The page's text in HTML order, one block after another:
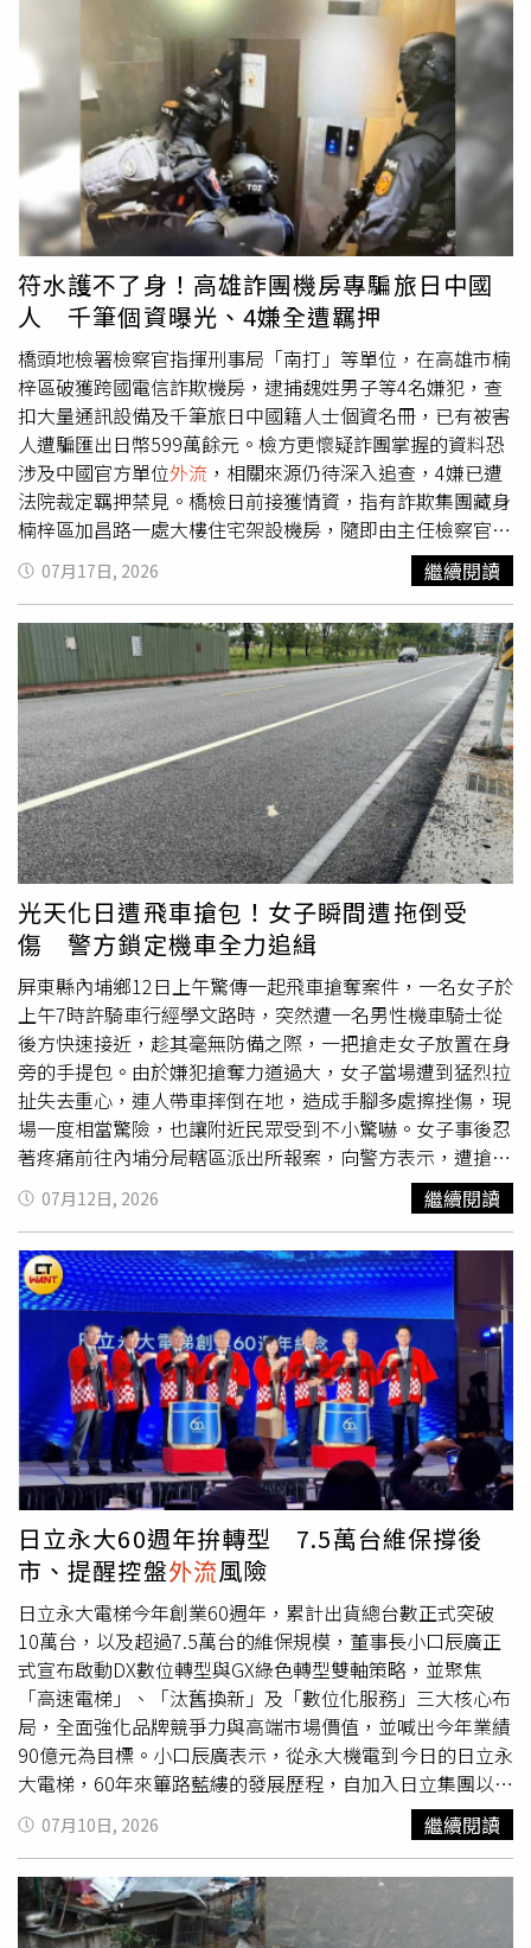
雨範圍會更廣，巴士海峽一帶的海況也會變差。 氣象專家
林得恩則在臉書粉專「林老師氣象站」發文表示，目前位於
菲島東南部外海的熱帶擾動92W，正處在有利於繼續發展的
環境中，包含有垂直風切低（約5至10節）、高空輻散外流
良好，加上海面溫度溫暖（攝氏29至30度）等條件，全球
模型普遍認為，92W將循環境駛流場的導引，繼續向西轉西
北方向移動，強度也會增強。林得恩提到，92W最快於未來
24小時發展成熱帶性低氣壓的可能性愈來愈高，並在未來
48小時至72小時，因路過暖水池外圍，即將進入南海海
域，強度再發展成颱風的機會也大大增加。林得恩指出，根
據Google AI（FNV3）針對92W的路徑系集圖顯示，92W預
計7月24日最靠近台灣，將從台灣的西南部外海掠過，對台
灣並無登陸的直接影響，但迎風面的花東地區及恆春半島將
有局部短暫陣雨或雷雨，並有較大雨勢發生的機率，基隆北
海岸、宜蘭地區及大台北山區亦有零星短暫陣雨，其他地區
仍為多雲到晴天氣；又因颱風外圍環流背風沉降影響，西半
部需留意極端高溫出現。
符水護不了身！高雄詐團機房專騙旅日中國
人 千筆個資曝光、4嫌全遭羈押
橋頭地檢署檢察官指揮刑事局「南打」等單位，在高雄市楠
梓區破獲跨國電信詐欺機房，逮捕魏姓男子等4名嫌犯，查
扣大量通訊設備及千筆旅日中國籍人士個資名冊，已有被害
人遭騙匯出日幣599萬餘元。檢方更懷疑詐團掌握的資料恐
涉及中國官方單位外流 ，相關來源仍待深入追查，4嫌已遭
法院裁定羈押禁見。橋檢日前接獲情資，指有詐欺集團藏身
楠梓區加昌路一處大樓住宅架設機房，隨即由主任檢察官蘇
恒毅、檢察官莊承頻指揮刑事局南部打擊犯罪中心、高雄市
刑大、楠梓及三民第一分局，並結合台中市大雅分局、嘉義
市刑大成立專案小組偵辦。經長時間蒐證後，7月8日由保一
總隊維安特勤隊攻堅搜索，當場查獲魏姓、洪姓主嫌及林、
黃兩名話務機手。調查指出，魏、洪2人自今年5月起籌組跨
國電信詐欺集團，承租民宅設立機房，分工進行三階段詐
騙。第一線假冒中國通信管理局，誆稱被害人涉嫌發送違法
簡訊；第二線再冒充中國公安，以案件偵辦為由持續施壓、
監控；最後由第三線假扮檢察官，要求被害人將款項匯入指
定人頭帳戶，藉此騙取鉅額金錢。警方搜索時，除查扣14支
手機、2台筆記型電腦、平板電腦、黑莓卡、現金2萬4000
元及作案車輛外，更查獲記載約1000名旅居日本中國籍人
士姓名、住址、電話等資料的名冊。其中已有被害人依指示
匯出日幣599萬3000元，折合新台幣約120萬元。檢方研
判，該批個資來源異常完整，不排除涉及中國官方單位
流，已列為後續偵辦重點。值得一提的是，警方攻堅時發
現，機房內幾乎每道門窗都貼滿符咒，屋內還擺放符水、紙
錢等物品，嫌犯疑似企圖藉此求財、避禍、躲避查緝，但仍
難逃法網。檢察官複訊後認定4人涉嫌違反《組織犯罪防制
條例》及詐欺等罪，犯罪嫌疑重大，且有逃亡、串證及滅證
之虞，向法院聲請羈押禁見獲准，專案小組也將持續追查幕
後集團及個資流向。橋檢指揮警方攻堅，破獲跨國詐欺電信
機房，發現犯嫌為求財求平安在門窗貼滿紙符還喝符水，求
財避禍。（圖／警方提供）
07月17日, 2026 繼續閱讀
光天化日遭飛車搶包！女子瞬間遭拖倒受
傷 警方鎖定機車全力追緝
屏東縣內埔鄉12日上午驚傳一起飛車搶奪案件，一名女子於
上午7時許騎車行經學文路時，突然遭一名男性機車騎士從
後方快速接近，趁其毫無防備之際，一把搶走女子放置在身
旁的手提包。由於嫌犯搶奪力道過大，女子當場遭到猛烈拉
扯失去重心，連人帶車摔倒在地，造成手腳多處擦挫傷，現
場一度相當驚險，也讓附近民眾受到不小驚嚇。女子事後忍
著疼痛前往內埔分局轄區派出所報案，向警方表示，遭搶的
手提包內裝有約新台幣3000元現金、手機以及多項重要證
件，不僅造成財物損失，後續還需補辦證件及擔心個人資料
外流，讓她相當無奈。警方接獲報案後，立即成立專案小組
展開調查，並調閱案發地點周邊道路及重要路口監視器影
像，循線追查嫌犯逃逸路線。經過初步比對分析，目前已鎖
定一輛涉嫌犯案的機車，並掌握相關線索，正持續追查嫌犯
身分及行蹤，全力將涉案男子查緝到案，釐清整起案件經
過。內埔分局表示，飛車搶奪案件往往發生在清晨或人車較
少的路段，嫌犯多半利用被害人警戒心較低時犯案，因此提
醒民眾外出時，應盡量將提包背在遠離車道的一側，避免將
包包放置於容易遭搶的位置，並隨時留意後方來車動態，提
高自身警覺。如果發現可疑人車尾隨，或不幸遭遇搶奪事
件，應第一時間記住嫌犯特徵、車輛外觀及逃逸方向，並立
即撥打110報警，以利警方迅速展開追查，保障自身安全並
維護地方治安。
07月12日, 2026 繼續閱讀
日立永大60週年拚轉型 7.5萬台維保撐後
市、提醒控盤外流風險
日立永大電梯今年創業60週年，累計出貨總台數正式突破
10萬台，以及超過7.5萬台的維保規模，董事長小口辰廣正
式宣布啟動DX數位轉型與GX綠色轉型雙軸策略，並聚焦
「高速電梯」、「汰舊換新」及「數位化服務」三大核心布
局，全面強化品牌競爭力與高端市場價值，並喊出今年業績
90億元為目標。小口辰廣表示，從永大機電到今日的日立永
大電梯，60年來篳路藍縷的發展歷程，自加入日立集團以
來，公司全面落實「One Hitachi」理念，從電梯製造出
發，逐步擴展業務領域，並推動邁向智慧建築領域的長期價
值創造之策略布局。日立永大電梯總經理沈裕舜表示，不管
是住宅還是商辦，普遍碰到工期延遲的問題，延後完工時程
長達１年之久。（圖／林榮芳攝）日立永大電梯總經理沈裕
07月10日, 2026 繼續閱讀